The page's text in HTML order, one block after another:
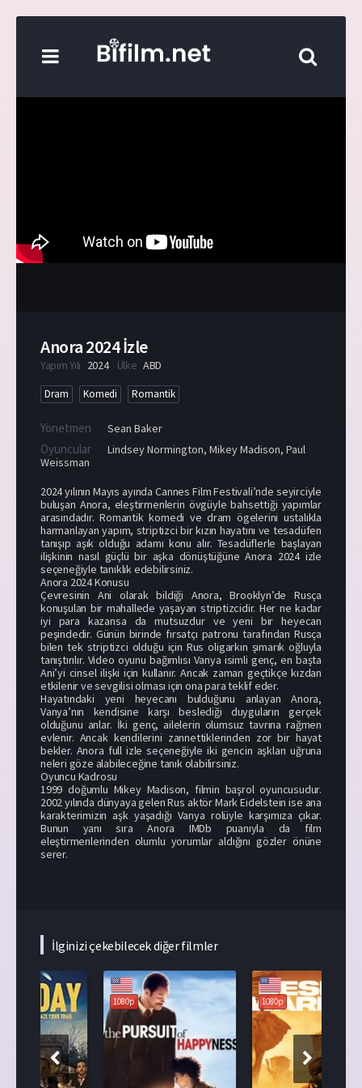
Anora 2024 İzle
Yapım Yılı 2024 Ülke ABD
Dram Komedi Romantik
Yönetmen Sean Baker
Oyuncular Lindsey Normington, Mikey Madison, Paul
Weissman
2024 yılının Mayıs ayında Cannes Film Festivali’nde seyirciyle
buluşan Anora, eleştirmenlerin övgüyle bahsettiği yapımlar
arasındadır. Romantik komedi ve dram ögelerini ustalıkla
harmanlayan yapım, striptizci bir kızın hayatını ve tesadüfen
tanışıp aşık olduğu adamı konu alır. Tesadüflerle başlayan
ilişkinin nasıl güçlü bir aşka dönüştüğüne Anora 2024 izle
seçeneğiyle tanıklık edebilirsiniz.
Anora 2024 Konusu
Çevresinin Ani olarak bildiği Anora, Brooklyn’de Rusça
konuşulan bir mahallede yaşayan striptizcidir. Her ne kadar
iyi para kazansa da mutsuzdur ve yeni bir heyecan
peşindedir. Günün birinde fırsatçı patronu tarafından Rusça
bilen tek striptizci olduğu için Rus oligarkın şımarık oğluyla
tanıştırılır. Video oyunu bağımlısı Vanya isimli genç, en başta
Ani’yi cinsel ilişki için kullanır. Ancak zaman geçtikçe kızdan
etkilenir ve sevgilisi olması için ona para teklif eder.
Hayatındaki yeni heyecanı bulduğunu anlayan Anora,
Vanya’nın kendisine karşı beslediği duyguların gerçek
olduğunu anlar. İki genç, ailelerin olumsuz tavrına rağmen
evlenir. Ancak kendilerini zannettiklerinden zor bir hayat
bekler. Anora full izle seçeneğiyle iki gencin aşkları uğruna
neleri göze alabileceğine tanık olabilirsiniz.
Oyuncu Kadrosu
1999 doğumlu Mikey Madison, filmin başrol oyuncusudur.
2002 yılında dünyaya gelen Rus aktör Mark Eidelstein ise ana
karakterimizin aşk yaşadığı Vanya rolüyle karşımıza çıkar.
Bunun yanı sıra Anora IMDb puanıyla da film
eleştirmenlerinden olumlu yorumlar aldığını gözler önüne
serer.
İlginizi çekebilecek diğer filmler
1080p 1080p